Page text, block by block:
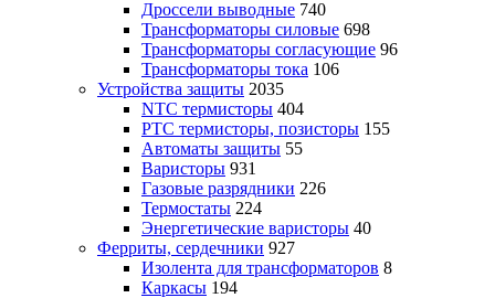
Дроссели выводные 740
Трансформаторы силовые 698
Трансформаторы согласующие 96
Трансформаторы тока 106
Устройства защиты 2035
NTC термисторы 404
PTC термисторы, позисторы 155
Автоматы защиты 55
Варисторы 931
Газовые разрядники 226
Термостаты 224
Энергетические варисторы 40
Ферриты, сердечники 927
Изолента для трансформаторов 8
Каркасы 194